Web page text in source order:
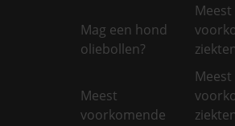
Mag een hond
oliebollen?
Meest
Meest
voorkomende
Meest